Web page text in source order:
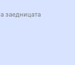
заедницата